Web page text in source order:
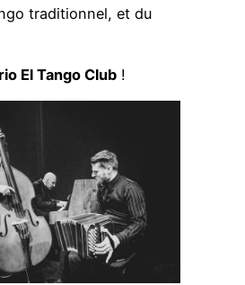
traditionnel, et du
El Tango Club !